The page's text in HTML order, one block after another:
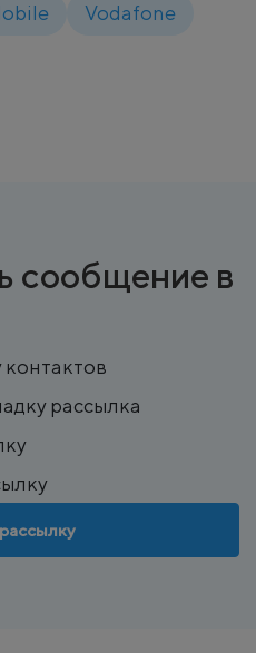
Vodafone
сообщение в
контактов
рассылка